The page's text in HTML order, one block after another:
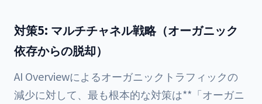
対策5: マルチチャネル戦略（オーガニック
依存からの脱却）
AI Overviewによるオーガニックトラフィックの
減少に対して、最も根本的な対策は**「オーガニ